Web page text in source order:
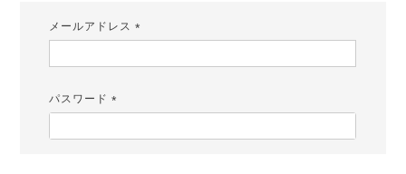
メールアドレス
パスワード